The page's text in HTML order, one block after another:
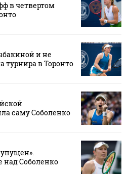
в четвертом
и не
турнира в Торонто
саму Соболенко
над Соболенко